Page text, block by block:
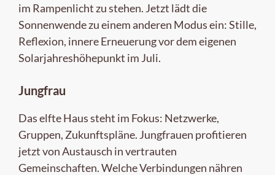
im Rampenlicht zu stehen. Jetzt lädt die
Sonnenwende zu einem anderen Modus ein: Stille,
Reflexion, innere Erneuerung vor dem eigenen
Solarjahreshöhepunkt im Juli.
Jungfrau
Das elfte Haus steht im Fokus: Netzwerke,
Gruppen, Zukunftspläne. Jungfrauen profitieren
jetzt von Austausch in vertrauten
Gemeinschaften. Welche Verbindungen nähren